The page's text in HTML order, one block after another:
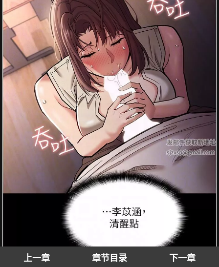
上一章 章节目录 下一章